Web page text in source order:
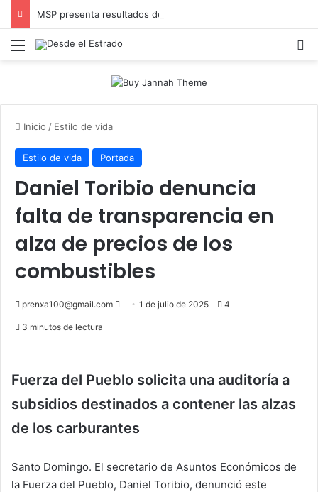
Menú
Inicio / Estilo de vida
Estilo de vida Portada
Daniel Toribio denuncia
falta de transparencia en
alza de precios de los
combustibles
prenxa100@gmail.com
Send1 de julio de 2025 4
3 minutos de lectura
Fuerza del Pueblo solicita una auditoría a
subsidios destinados a contener las alzas
de los carburantes
Santo Domingo. El secretario de Asuntos Económicos de
la Fuerza del Pueblo, Daniel Toribio, denunció este